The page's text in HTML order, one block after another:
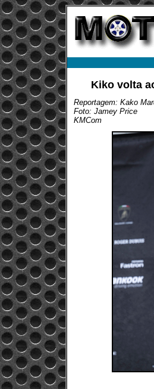
Kiko volta
Reportagem: Kako
Foto: Jamey Price
KMCom